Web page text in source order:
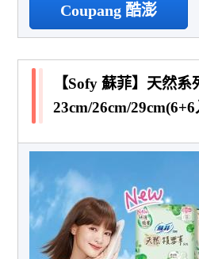
Coupang 酷澎
【Sofy 蘇菲】天然系
23cm/26cm/